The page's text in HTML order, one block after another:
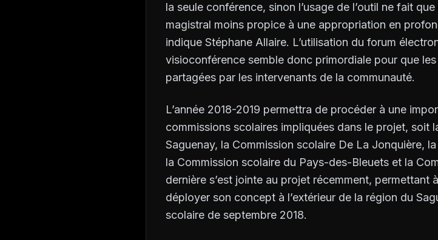
la seule conférence, sinon l’usage de l’outil ne fait
magistral moins propice à une appropriation en
indique Stéphane Allaire. L’utilisation du forum
visioconférence semble donc primordiale pour que
partagées par les intervenants de la communauté.
L’année 2018-2019 permettra de procéder à une
commissions scolaires impliquées dans le projet, soit
Saguenay, la Commission scolaire De La Jonquière,
la Commission scolaire du Pays-des-Bleuets et la
dernière s’est jointe au projet récemment, permettant
déployer son concept à l’extérieur de la région du
scolaire de septembre 2018.